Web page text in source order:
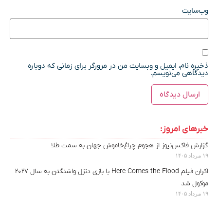
وب‌سایت
ذخیره نام، ایمیل و وبسایت من در مرورگر برای زمانی که دوباره
دیدگاهی می‌نویسم.
خبرهای امروز:
گزارش فاکس‌نیوز از هجوم چراغ‌خاموش جهان به سمت طلا
۱۹ مرداد ۱۴۰۵
اکران فیلم Here Comes the Flood با بازی دنزل واشنگتن به سال ۲۰۲۷
موکول شد
۱۹ مرداد ۱۴۰۵